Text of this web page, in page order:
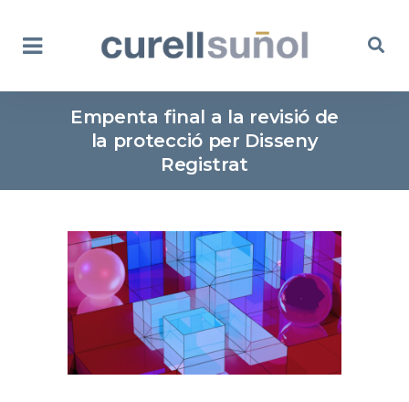
Empenta final a la revisió de
la protecció per Disseny
Registrat